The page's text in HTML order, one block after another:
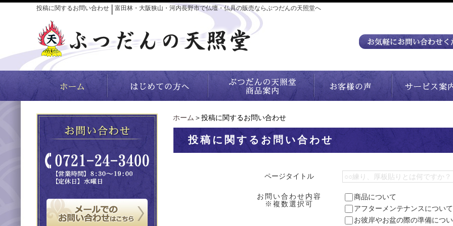
投稿に関するお問い合わせ 富田林・大阪狭山・河内長野市で仏壇・仏具の販売ならぶつだんの天照堂へ
ホーム ＞投稿に関するお問い合わせ
投稿に関するお問い合わせ
ページタイトル
お問い合わせ内容
※複数選択可
商品について
アフターメンテナンスについて
お彼岸やお盆の際の準備につ